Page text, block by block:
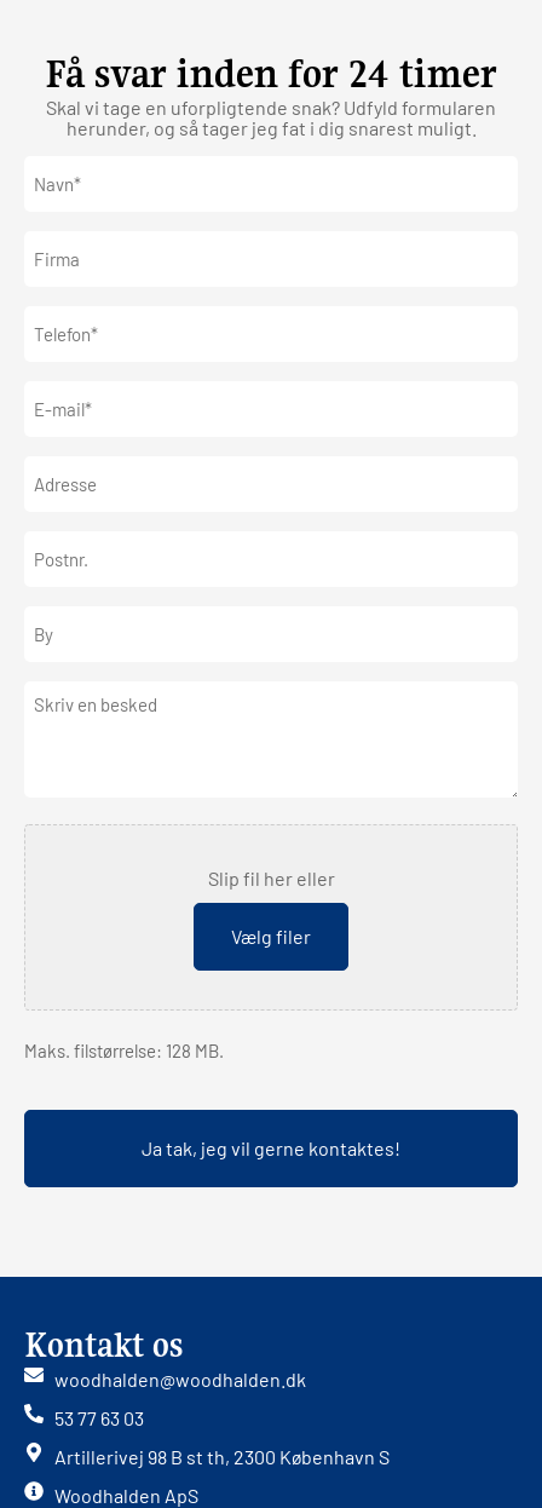
Få svar inden for 24 timer
Skal vi tage en uforpligtende snak? Udfyld formularen
herunder, og så tager jeg fat i dig snarest muligt.
(Påkrævet)
(Påkrævet)
mail
Fil
Slip fil her eller
Vælg filer
Maks. filstørrelse: 128 MB.
Kontakt os
woodhalden@woodhalden.dk
53 77 63 03
Artillerivej 98 B st th, 2300 København S
Woodhalden ApS